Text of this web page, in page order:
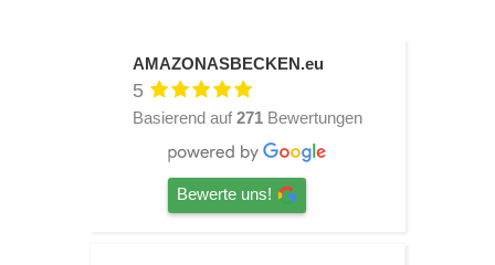
AMAZONASBECKEN.eu
5
Basierend auf 271 Bewertungen
Bewerte uns!